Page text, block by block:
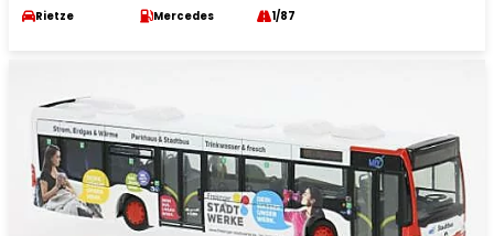
Rietze Mercedes 1/87